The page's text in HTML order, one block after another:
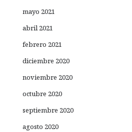
mayo 2021
abril 2021
febrero 2021
diciembre 2020
noviembre 2020
octubre 2020
septiembre 2020
agosto 2020